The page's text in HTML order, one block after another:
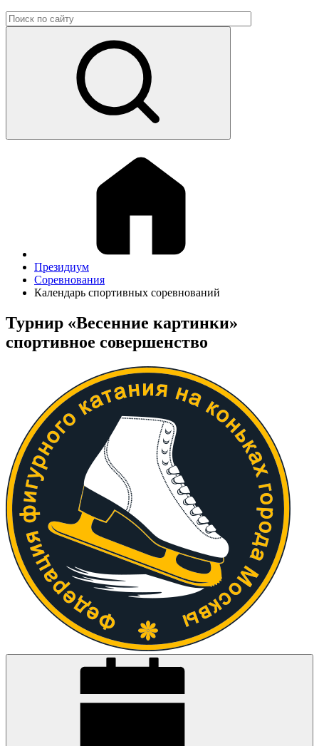
Президиум
Соревнования
Календарь спортивных соревнований
Турнир «Весенние картинки»
спортивное совершенство